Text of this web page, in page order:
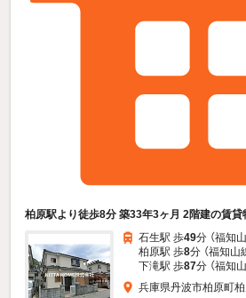
柏原駅より徒歩8分 築33年3ヶ月 2階建の賃貸
石生駅 歩49分 （福知山
柏原駅 歩8分 （福知山
下滝駅 歩87分 （福知山
兵庫県丹波市柏原町